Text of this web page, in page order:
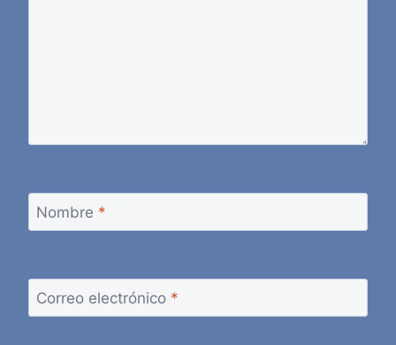
Nombre *
Correo electrónico *